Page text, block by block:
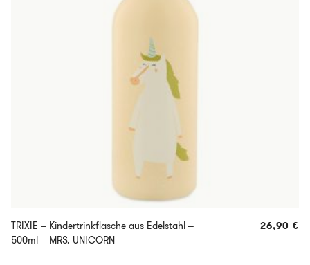
TRIXIE – Kindertrinkflasche aus Edelstahl –
500ml – MRS. UNICORN
26,90 €